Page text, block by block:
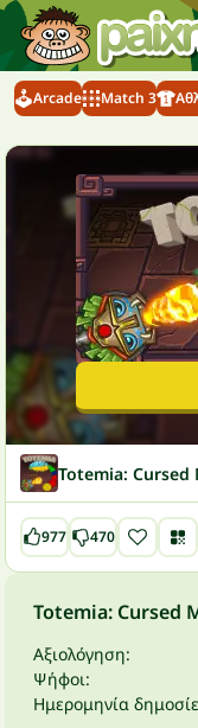
Arcade Match 3
Totemia: Cursed
977 470
Totemia: Cursed
Αξιολόγηση:
Ψήφοι:
Ημερομηνία